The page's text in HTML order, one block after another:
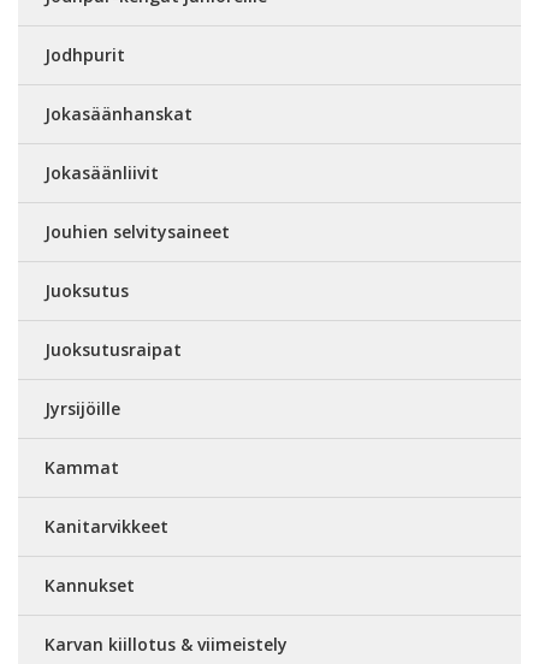
Jodhpurit
Jokasäänhanskat
Jokasäänliivit
Jouhien selvitysaineet
Juoksutus
Juoksutusraipat
Jyrsijöille
Kammat
Kanitarvikkeet
Kannukset
Karvan kiillotus & viimeistely